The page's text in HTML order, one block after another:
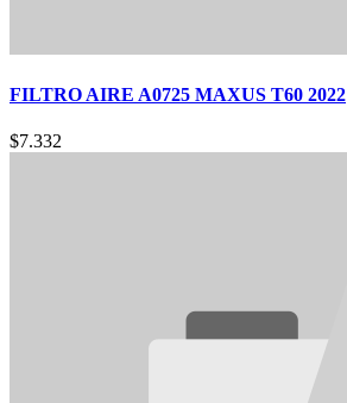
FILTRO AIRE A0725 MAXUS T60 2022
$7.332